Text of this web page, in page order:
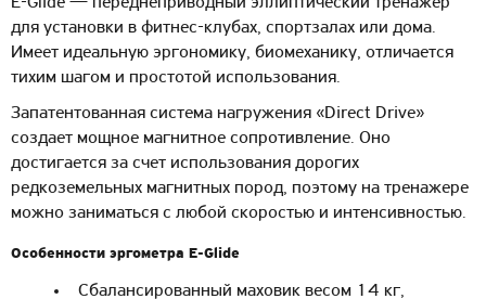
для установки в фитнес-клубах, спортзалах или дома.
Имеет идеальную эргономику, биомеханику, отличается
тихим шагом и простотой использования.
Запатентованная система нагружения «Direct Drive»
создает мощное магнитное сопротивление. Оно
достигается за счет использования дорогих
редкоземельных магнитных пород, поэтому на тренажере
можно заниматься с любой скоростью и интенсивностью.
Особенности эргометра E-Glide
Сбалансированный маховик весом 14 кг,